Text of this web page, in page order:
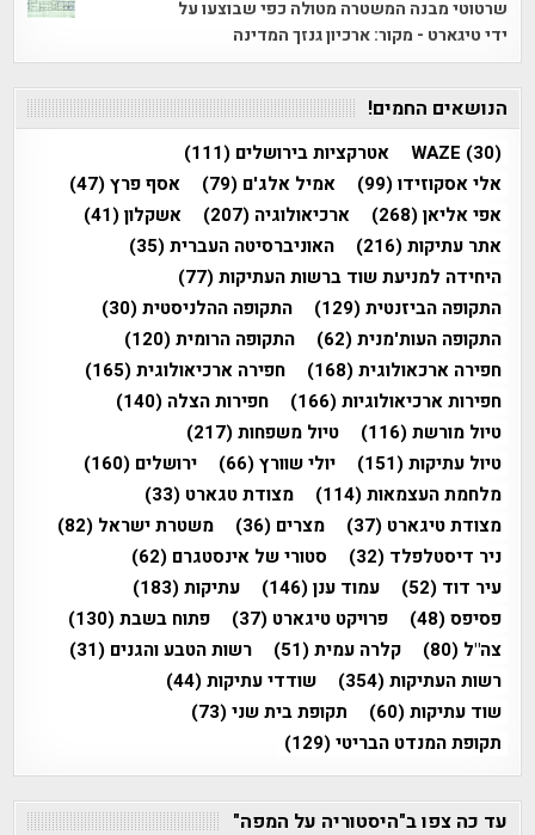
שרטוטי מבנה המשטרה מטולה כפי שבוצעו על
ידי טיגארט - מקור: ארכיון גנזך המדינה
הנושאים החמים!
WAZE (30) אטרקציות בירושלים (111)
אלי אסקוזידו(99) אמיל אלג'ם (79) אסף פרץ(47)
אפי אליאן(268) ארכיאולוגיה (207) אשקלון(41)
אתר עתיקות(216) האוניברסיטה העברית(35)
היחידה למניעת שוד ברשות העתיקות(77)
התקופה הביזנטית(129) התקופה ההלניסטית(30)
התקופה העות'מנית(62) התקופה הרומית(120)
חפירה ארכאולוגית(168) חפירה ארכיאולוגית(165)
חפירות ארכיאולוגיות(166) חפירות הצלה (140)
טיול מורשת(116) טיול משפחות(217)
טיול עתיקות(151) יולי שוורץ(66) ירושלים (160)
מלחמת העצמאות(114) מצודת טגארט (33)
מצודת טיגארט (37) מצרים (36) משטרת ישראל (82)
ניר דיסטלפלד (32) סטורי של אינסטגרם (62)
עיר דוד (52) עמוד ענן(146) עתיקות(183)
פסיפס(48) פרויקט טיגארט (37) פתוח בשבת(130)
צה"ל (80) קלרה עמית(51) רשות הטבע והגנים (31)
רשות העתיקות(354) שודדי עתיקות(44)
שוד עתיקות(60) תקופת בית שני(73)
תקופת המנדט הבריטי(129)
עד כה צפו ב"היסטוריה על המפה"